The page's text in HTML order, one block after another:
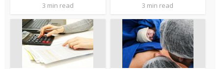
3 min read
3 min read